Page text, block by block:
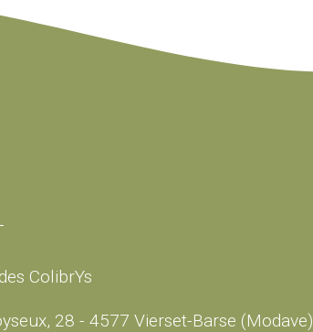
ColibrYs
28 - 4577 Vierset-Barse (Modave)